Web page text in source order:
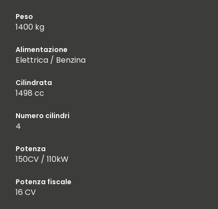
Peso
1400 kg
Alimentazione
Elettrica / Benzina
Cilindrata
1498 cc
Numero cilindri
4
Potenza
150CV / 110kW
Potenza fiscale
16 CV